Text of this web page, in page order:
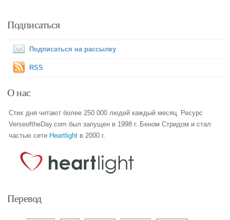
Подписаться
Подписаться на рассылку
RSS
О нас
Стих дня читают более 250 000 людей каждый месяц. Ресурс
VerseoftheDay.com был запущен в 1998 г. Беном Стридом и стал
частью сети Heartlight в 2000 г.
Перевод